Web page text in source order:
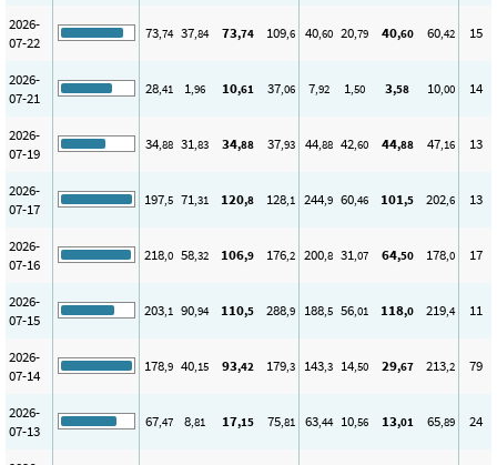
2026-
07-22
73,74 37,84 73,74 109,6 40,60 20,79 40,60 60,42 15
2026-
07-21
28,41 1,96 10,61 37,06 7,92 1,50 3,58 10,00 14
2026-
07-19
34,88 31,83 34,88 37,93 44,88 42,60 44,88 47,16 13
2026-
07-17
197,5 71,31 120,8 128,1 244,9 60,46 101,5 202,6 13
2026-
07-16
218,0 58,32 106,9 176,2 200,8 31,07 64,50 178,0 17
2026-
07-15
203,1 90,94 110,5 288,9 188,5 56,01 118,0 219,4 11
2026-
07-14
178,9 40,15 93,42 179,3 143,3 14,50 29,67 213,2 79
2026-
07-13
67,47 8,81 17,15 75,81 63,44 10,56 13,01 65,89 24